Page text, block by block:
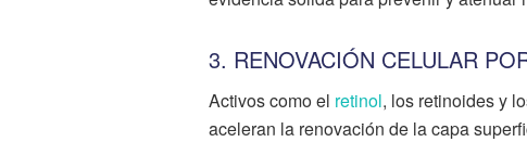
3. RENOVACIÓN CELULAR
Activos como el retinol, los retinoides y
aceleran la renovación de la capa